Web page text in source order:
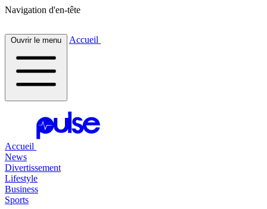
Navigation d'en-tête
Ouvrir le menu Accueil
Accueil
News
Divertissement
Lifestyle
Business
Sports